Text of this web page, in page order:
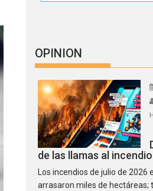
OPINION
de las llamas al
Los incendios de julio de 2026
arrasaron miles de hectáreas;